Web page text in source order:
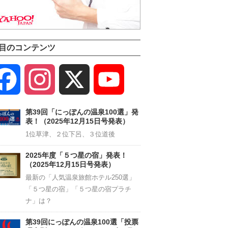
のコンテンツ
Facebook Instagram
Channel
第39回「にっぽんの温泉100選」発
表！（2025年12月15日号発表）
1位草津、２位下呂、３位道後
2025年度「５つ星の宿」発表！
（2025年12月15日号発表）
最新の「人気温泉旅館ホテル250選」
「５つ星の宿」「５つ星の宿プラチ
ナ」は？
第39回にっぽんの温泉100選「投票